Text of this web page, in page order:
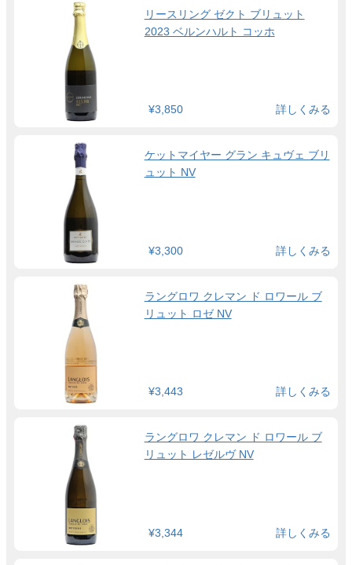
リースリング ゼクト ブリュット
2023 ベルンハルト コッホ
¥3,850 詳しくみる
ケットマイヤー グラン キュヴェ ブリ
ュット NV
¥3,300 詳しくみる
ラングロワ クレマン ド ロワール ブ
リュット ロゼ NV
¥3,443 詳しくみる
ラングロワ クレマン ド ロワール ブ
リュット レゼルヴ NV
¥3,344 詳しくみる